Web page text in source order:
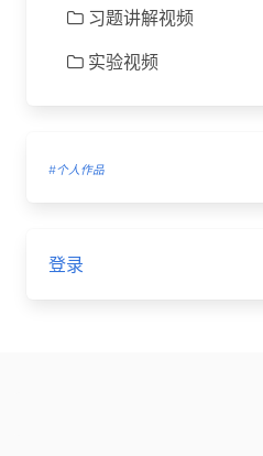
习题讲解视频
实验视频
#个人作品
登录